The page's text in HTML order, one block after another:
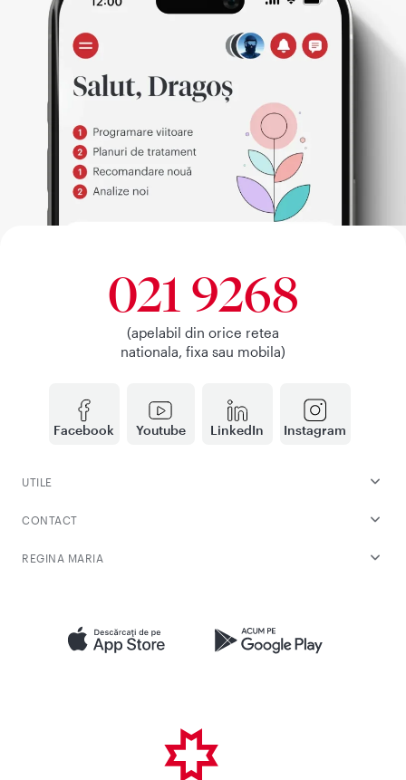
Facebook Youtube LinkedIn Instagram
021 9268
(apelabil din orice retea
nationala, fixa sau mobila)
UTILE
CONTACT
REGINA MARIA